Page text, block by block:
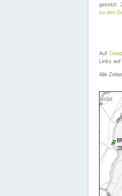
gesetzt.
zu den
Auf
Links auf
Alle